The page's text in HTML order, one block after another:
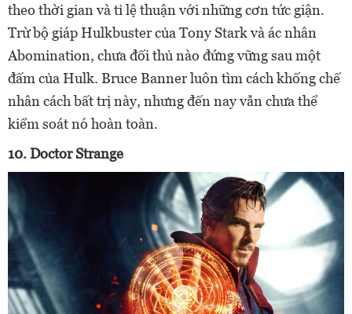
theo thời gian và tỉ lệ thuận với những cơn tức giận.
Trừ bộ giáp Hulkbuster của Tony Stark và ác nhân
Abomination, chưa đối thủ nào đứng vững sau một
đấm của Hulk. Bruce Banner luôn tìm cách khống chế
nhân cách bất trị này, nhưng đến nay vẫn chưa thể
kiểm soát nó hoàn toàn.
10. Doctor Strange